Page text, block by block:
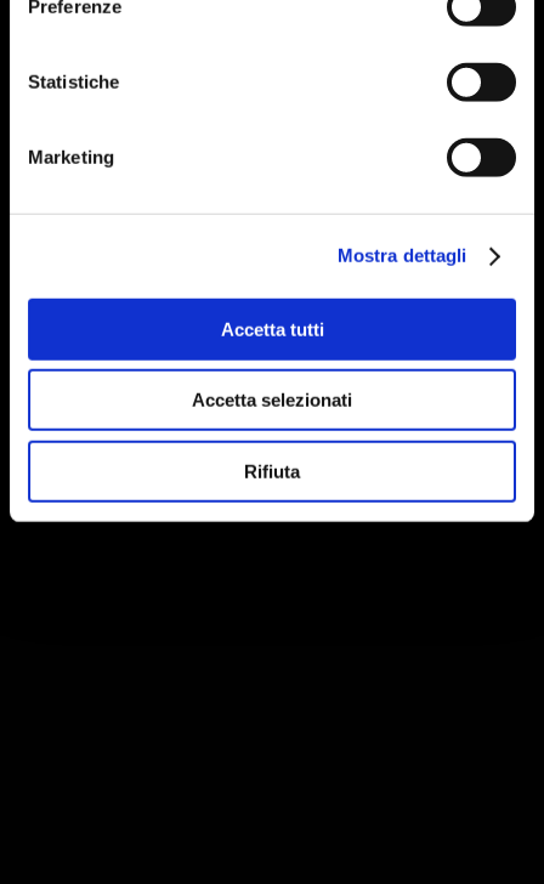
Preferenze
Statistiche
Marketing
Mostra dettagli
Accetta tutti
Accetta selezionati
Rifiuta